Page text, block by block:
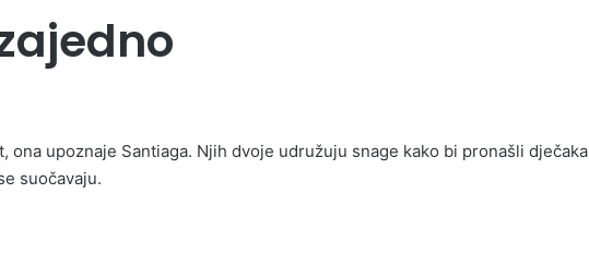
ona upoznaje Santiaga. Njih dvoje udružuju snage kako bi pronašli dječaka
suočavaju.